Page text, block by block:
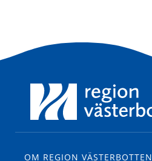
OM REGION VÄSTERBOTTEN